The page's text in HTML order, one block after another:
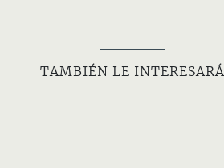
TAMBIÉN LE INTERESARÁ